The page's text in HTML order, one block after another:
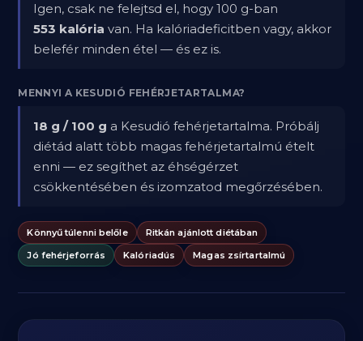
Igen, csak ne felejtsd el, hogy 100 g-ban
553 kalória van. Ha kalóriadeficitben vagy, akkor
belefér minden étel — és ez is.
MENNYI A KESUDIÓ FEHÉRJETARTALMA?
18 g / 100 g a Kesudió fehérjetartalma. Próbálj
diétád alatt több magas fehérjetartalmú ételt
enni — ez segíthet az éhségérzet
csökkentésében és izomzatod megőrzésében.
Könnyű túlenni belőle
Ritkán ajánlott diétában
Jó fehérjeforrás
Kalóriadús Magas zsírtartalmú